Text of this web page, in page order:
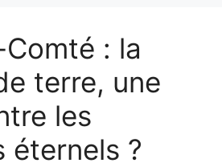
: la
terre, une
les
éternels ?